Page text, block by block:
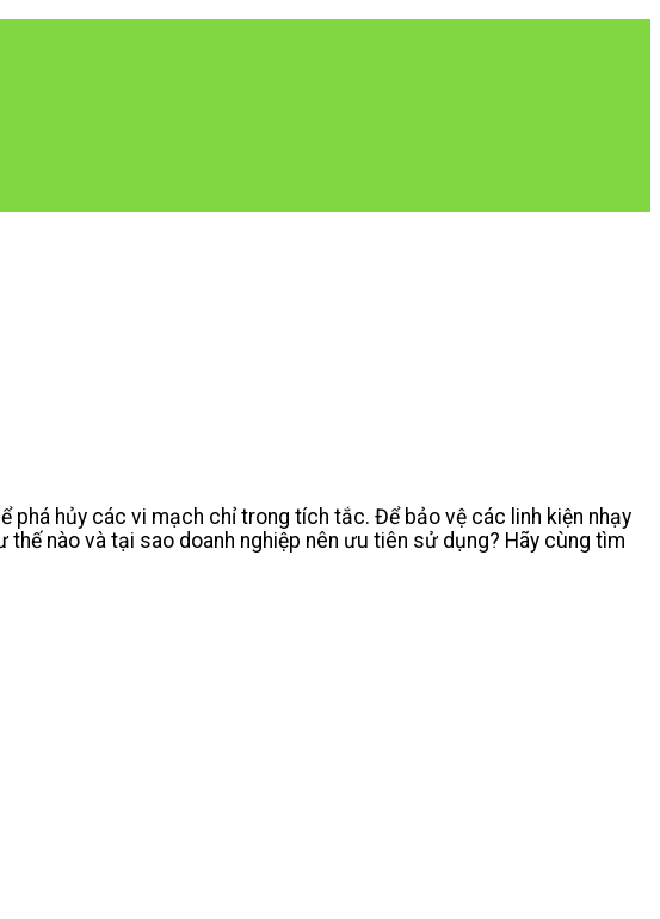
phá hủy các vi mạch chỉ trong tích tắc. Để bảo vệ các linh kiện nhạy
nào và tại sao doanh nghiệp nên ưu tiên sử dụng? Hãy cùng tìm